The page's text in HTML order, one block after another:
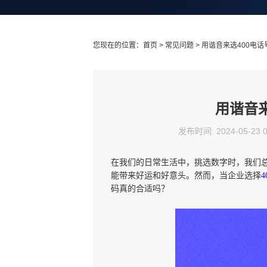
您现在的位置： 首页 > 常见问题 > 用谐音来选400电话
用谐音
发布时间: 2024-05-23
在我们的日常生活中，挑选数字时，我们
能带来好运和好意头。然而，当企业选择
码真的合适吗？